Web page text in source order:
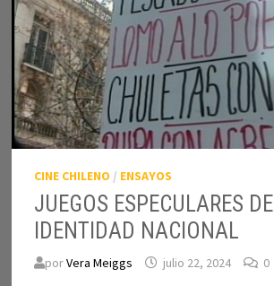
CINE CHILENO / ENSAYOS
JUEGOS ESPECULARES DE
IDENTIDAD NACIONAL
porVera Meiggs julio 22, 2024 0